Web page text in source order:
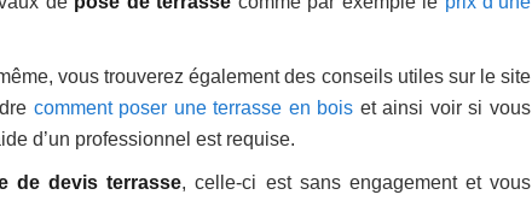
vous trouverez également des conseils utiles sur le site
comment poser une terrasse en bois et ainsi voir si vous
d’un professionnel est requise.
de devis terrasse, celle-ci est sans engagement et vous